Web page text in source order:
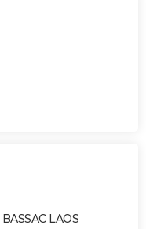
LAOS